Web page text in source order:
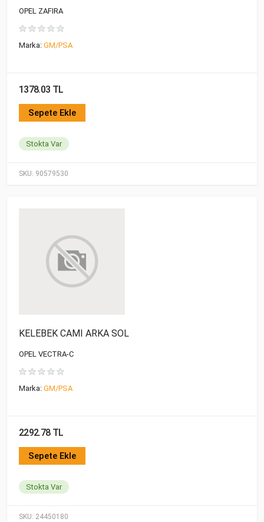
SKU: 90579530
OPEL ZAFIRA
Marka: GM/PSA
1378.03 TL
Sepete Ekle
Stokta Var
SKU: 24450180
KELEBEK CAMI ARKA SOL
OPEL VECTRA-C
Marka: GM/PSA
2292.78 TL
Sepete Ekle
Stokta Var